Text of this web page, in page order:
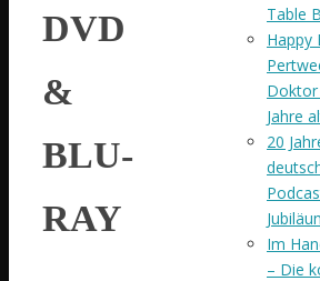
DVD
&
BLU-
RAY
Table
Happy
Jahre
20
Im
– Die